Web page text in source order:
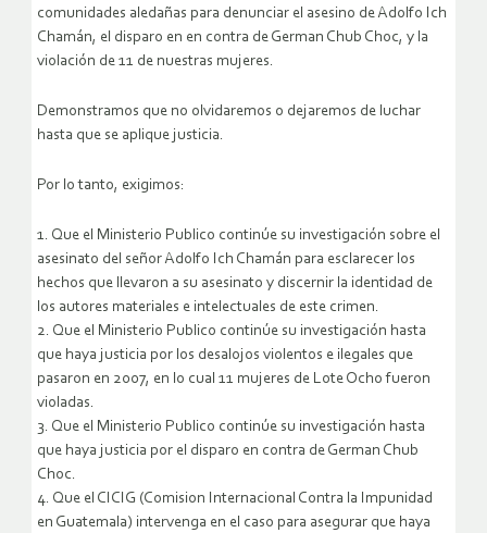
comunidades aledañas para denunciar el asesino de Adolfo Ich
Chamán, el disparo en en contra de German Chub Choc, y la
violación de 11 de nuestras mujeres.
Demonstramos que no olvidaremos o dejaremos de luchar
hasta que se aplique justicia.
Por lo tanto, exigimos:
1. Que el Ministerio Publico continúe su investigación sobre el
asesinato del señor Adolfo Ich Chamán para esclarecer los
hechos que llevaron a su asesinato y discernir la identidad de
los autores materiales e intelectuales de este crimen.
2. Que el Ministerio Publico continúe su investigación hasta
que haya justicia por los desalojos violentos e ilegales que
pasaron en 2007, en lo cual 11 mujeres de Lote Ocho fueron
violadas.
3. Que el Ministerio Publico continúe su investigación hasta
que haya justicia por el disparo en contra de German Chub
Choc.
4. Que el CICIG (Comision Internacional Contra la Impunidad
en Guatemala) intervenga en el caso para asegurar que haya